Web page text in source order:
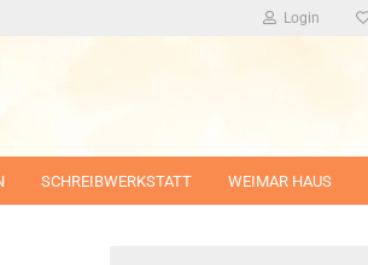
Login
SCHREIBWERKSTATT WEIMAR HAUS